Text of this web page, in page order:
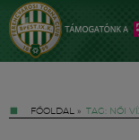
FŐOLDAL » TAG: NŐI